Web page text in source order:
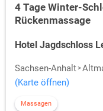
4 Tage Winter-
Rückenmassage
Hotel Jagdschloss
Sachsen-Anhalt
(Karte öffnen)
Massagen